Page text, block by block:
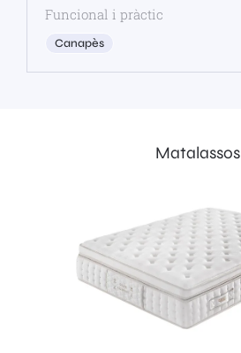
Funcional i pràctic
Canapès
Matalassos